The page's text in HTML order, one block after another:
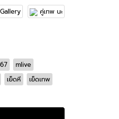
Gallery
คู่เทพ นะ
mlive
เย็ดหี
เย็ดเทพ